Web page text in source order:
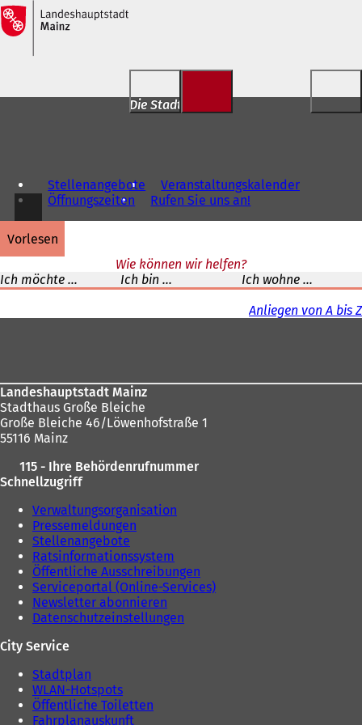
Inhalt anspringen
Die Stadt für Dich
Stellenangebote
Veranstaltungskalender
Öffnungszeiten
Rufen Sie uns an!
vorlesen
Wie können wir helfen?
Ich möchte ...
Ich bin ...
Ich wohne ...
Anliegen von A bis Z
Landeshauptstadt Mainz
Stadthaus Große Bleiche
Große Bleiche 46/Löwenhofstraße 1
55116 Mainz
115 - Ihre Behördenrufnummer
Schnellzugriff
Verwaltungsorganisation
Pressemeldungen
Stellenangebote
Ratsinformationssystem
Öffentliche Ausschreibungen
Serviceportal (Online-Services)
Newsletter abonnieren
Datenschutzeinstellungen
City Service
Stadtplan
WLAN-Hotspots
Öffentliche Toiletten
Fahrplanauskunft